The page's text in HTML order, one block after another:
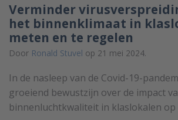
Verminder
het binnenklimaat in
meten en te regelen
Door Ronald Stuvel op 21 mei 2024.
In de nasleep van de Covid-19-
groeiend bewustzijn over de impact
binnenluchtkwaliteit in klaslokalen op